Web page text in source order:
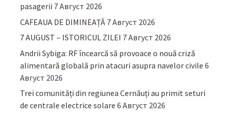
pasagerii 7 Август 2026
CAFEAUA DE DIMINEAȚĂ 7 Август 2026
7 AUGUST – ISTORICUL ZILEI 7 Август 2026
Andrii Sybiga: RF încearcă să provoace o nouă criză
alimentară globală prin atacuri asupra navelor civile 6
Август 2026
Trei comunități din regiunea Cernăuți au primit seturi
de centrale electrice solare 6 Август 2026